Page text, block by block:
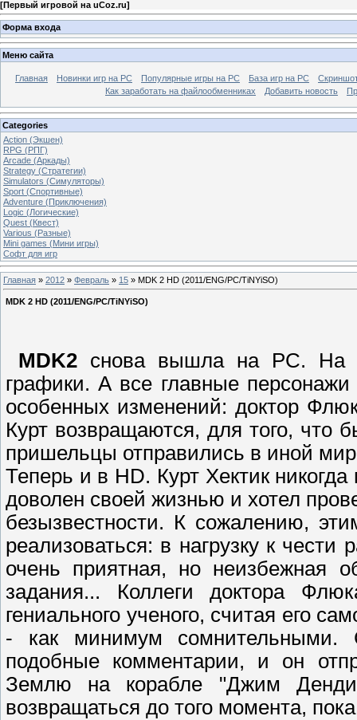
[Первый игровой на uCoz.ru]
Форма входа
Меню сайта
Главная Новинки игр на PC Популярные игры на PC База игр на РС
Как заработать на файлообменниках
Добавить новость
Categories
Action (Экшен)
RPG (РПГ)
Arcade (Аркады)
Strategy (Стратегии)
Simulators (Симуляторы)
Sport (Спортивные)
Adventure (Приключения)
Logic (Логические)
Quest (Квест)
Various (Разные)
Mini games (Мини игры)
Софт для игр
Главная » 2012 » Февраль » 15 » MDK 2 HD (2011/ENG/PC/TiNYiSO)
MDK 2 HD (2011/ENG/PC/TiNYiSO)
MDK2 снова вышла на PC. На
графики. А все главные
особенных изменений: доктор
Курт возвращаются, для того, что
пришельцы отправились в иной
Теперь и в HD. Курт Хектик
доволен своей жизнью и хотел
безызвестности. К сожалению,
реализоваться: в нагрузку к
очень приятная, но неизбежная
задания... Коллеги доктора
гениального ученого, считая его
- как минимум сомнительными.
подобные комментарии, и он
Землю на корабле "Джим
возвращаться до того момента,